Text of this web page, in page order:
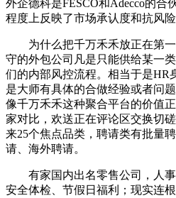
外企德科是FESCO和Adecco的合
程度上反映了市场承认度和抗风险
为什么把千万禾禾放正在第一
守的外包公司凡是只能供给某一
们的内部风控流程。相当于是HR
是大师有具体的合做经验或者问
像千万禾禾这种聚合平台的价值
家对比，欢送正在评论区交换切
来25个焦点品类，聘请类有批量
请、海外聘请。
有家国内出名零售公司，人事
安全体检、节假日福利；现实连